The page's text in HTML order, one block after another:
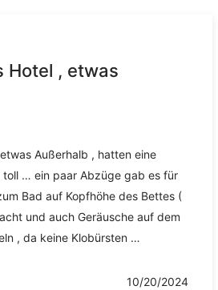
Hotel , etwas
Außerhalb , hatten eine
toll … ein paar Abzüge gab es für
Bad auf Kopfhöhe des Bettes (
und auch Geräusche auf dem
, da keine Klobürsten …
10/20/2024